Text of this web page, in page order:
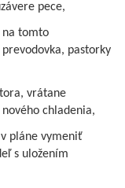
pece,
na tomto
pastorky
vrátane
chladenia,
pláne vymeniť
s uložením